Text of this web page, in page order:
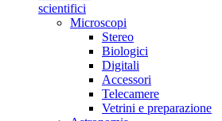
scientifici
Microscopi
Stereo
Biologici
Digitali
Accessori
Telecamere
Vetrini e preparazione